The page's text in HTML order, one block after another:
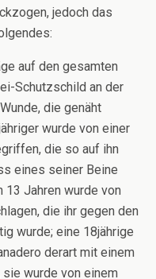
jedoch das
auf den gesamten
Schutzschild an der
die genäht
wurde von einer
die so auf ihn
eines seiner Beine
13 Jahren wurde von
die ihr gegen den
wurde; eine 18jährige
derart mit einem
wurde von einem